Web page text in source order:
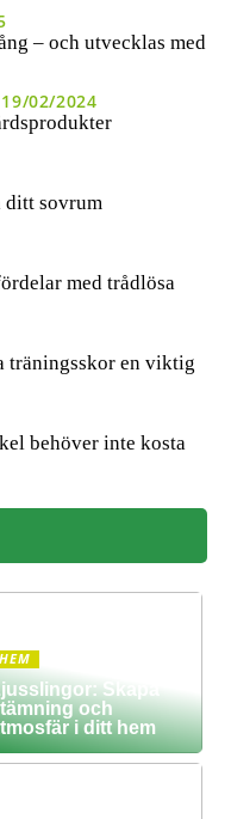
– och utvecklas med
19/02/2024
ditt sovrum
med trådlösa
träningsskor en viktig
behöver inte kosta
HEM
Skapa
och
i ditt hem